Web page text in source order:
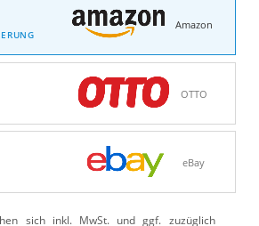
Amazon
OTTO
eBay
sich inkl. MwSt. und ggf. zuzüglich